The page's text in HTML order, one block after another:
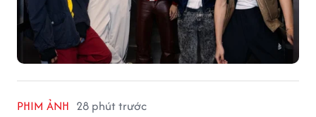
PHIM ẢNH 28 phút trước